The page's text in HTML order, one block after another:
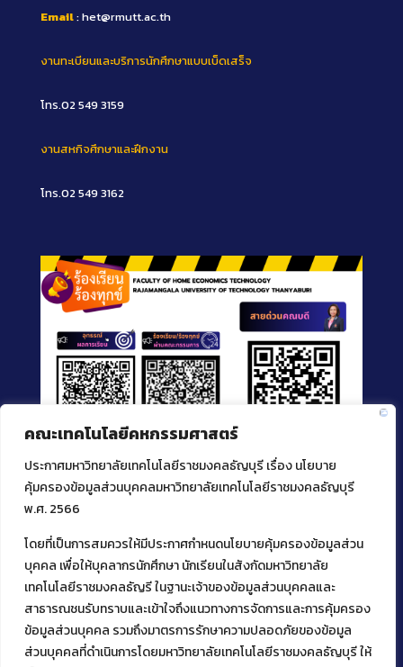
คณะเทคโนโลยีคหกรรมศาสตร์
ประกาศมหาวิทยาลัยเทคโนโลยีราชมงคลธัญบุรี เรื่อง นโยบาย
คุ้มครองข้อมูลส่วนบุคคลมหาวิทยาลัยเทคโนโลยีราชมงคลธัญบุรี
พ.ศ. 2566
โดยที่เป็นการสมควรให้มีประกาศกำหนดนโยบายคุ้มครองข้อมูลส่วน
บุคคล เพื่อให้บุคลากรนักศึกษา นักเรียนในสังกัดมหาวิทยาลัย
เทคโนโลยีราชมงคลธัญรี ในฐานะเจ้าของข้อมูลส่วนบุคคลและ
สาธารณชนรับทราบและเข้าใจถึงแนวทางการจัดการและการคุ้มครอง
ข้อมูลส่วนบุคคล รวมถึงมาตรการรักษาความปลอดภัยของข้อมูล
ส่วนบุคคลที่ดำเนินการโดยมหาวิทยาลัยเทคโนโลยีราชมงคลธัญบุรี ให้
Email: het@rmutt.ac.th
งานทะเบียนและบริการนักศึกษาแบบเบ็ดเสร็จ
โทร.02 549 3159
งานสหกิจศึกษาและฝึกงาน
โทร.02 549 3162
ติดต่อคณะเทคโนโลยีคหกรรมศาสตร์
39 หมู่ 1
ต.คลองหก อ. คลองหลวง
จ.ปทุมธานี 12120
โทร 02 549 3161